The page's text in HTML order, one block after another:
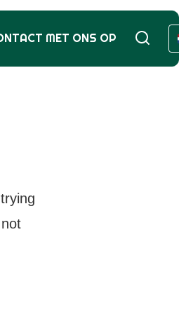
MET ONS OP